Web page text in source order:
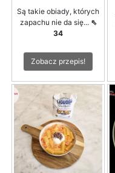
Są takie obiady, których
zapachu nie da się... ⇖
34
Zobacz przepis!